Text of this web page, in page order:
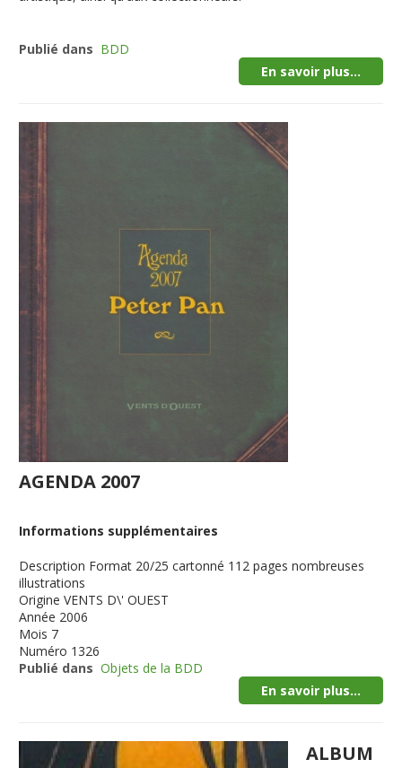
Publié dans BDD
En savoir plus...
AGENDA 2007
Informations supplémentaires
Description Format 20/25 cartonné 112 pages nombreuses
illustrations
Origine VENTS D\' OUEST
Année 2006
Mois 7
Numéro 1326
Publié dans Objets de la BDD
En savoir plus...
ALBUM